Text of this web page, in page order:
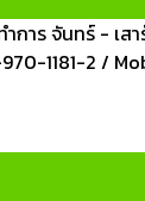
การ จันทร์ - เส
1181-2 /